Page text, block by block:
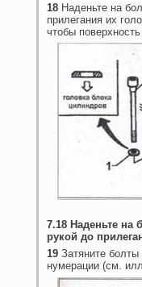
18 Наденьте на
прилегания их
чтобы
7.18 Наденьте
рукой до
19 Затяните болты
нумерации (см.